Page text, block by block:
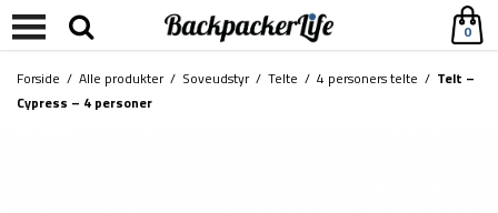
0
Forside / Alle produkter/ Soveudstyr/ Telte / 4 personers telte / Telt –
Cypress – 4 personer